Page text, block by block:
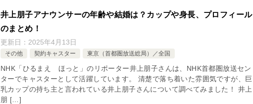
井上朋子アナウンサーの年齢や結婚は？カップや身長、プロフィール
のまとめ！
更新日： 2025年4月13日
その他 契約キャスター 東京（首都圏放送総局）／全国
NHK「ひるまえ ほっと」のリポーター井上朋子さんは、NHK首都圏放送セン
ターでキャスターとして活躍しています。 清楚で落ち着いた雰囲気ですが、巨
乳カップの持ち主と言われている井上朋子さんについて調べてみました！ 井上
朋 […]